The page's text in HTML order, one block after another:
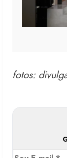
fotos: